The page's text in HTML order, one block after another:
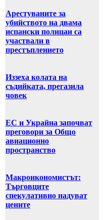
Арестуваните за
убийството на двама
испански полицаи са
участвали в
престъплението
Иззеха колата на
съдийката, прегазила
човек
ЕС и Украйна започват
преговори за Общо
авиационно
пространство
Макроикономистът:
Търговците
спекулативно надуват
цените